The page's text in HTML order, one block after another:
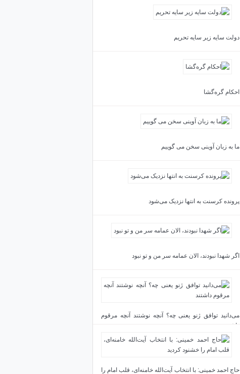
دولت سایه زیر سایه تحریم
احکام گره‌گشا
ما به زبان آوینی سخن می گوییم
پرونده کرسنت به انتها نزدیک می‌شود
اگر شهدا نبودند، الان عمامه سر من و تو نبود
می‌دانید توافق ژنو یعنی چه؟ آنچه نوشتند آنچه مرقوم
داشتند
حاج احمد خمینی: با انتخاب آیت‌الله خامنه‌ای، قلب امام را